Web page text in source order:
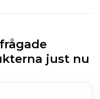
just nu